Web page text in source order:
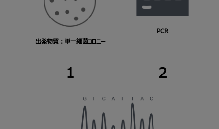
出発物質：単一細菌コロニー
1
PCR
2